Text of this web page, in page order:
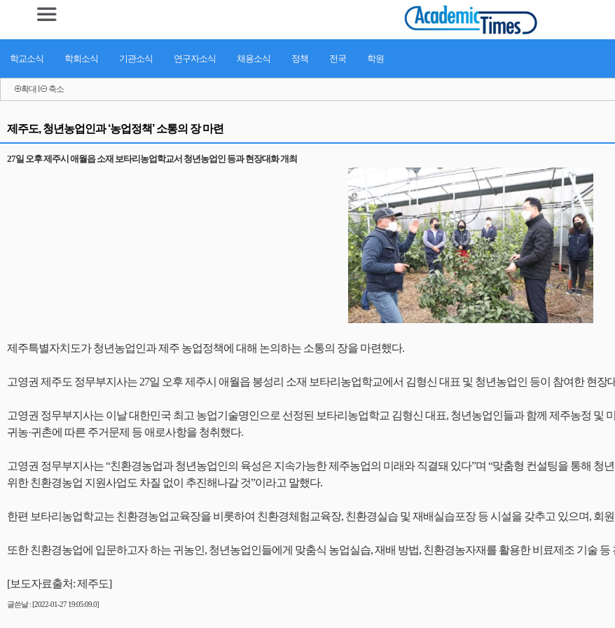
학교소식 학회소식 기관소식 연구자소식 채용소식 정책 전국 학원
확대 l 축소
제주도, 청년농업인과 ‘농업정책’ 소통의 장 마련
27일 오후 제주시 애월읍 소재 보타리농업학교서 청년농업인 등과 현장대화 개최
제주특별자치도가 청년농업인과 제주 농업정책에 대해 논의하는 소통의 장을 마련했다.
고영권 제주도 정무부지사는 27일 오후 제주시 애월읍 봉성리 소재 보타리농업학교에서 김형신 대표 및 청년농업인 등이 참여한 현
고영권 정무부지사는 이날 대한민국 최고 농업기술명인으로 선정된 보타리농업학교 김형신 대표, 청년농업인들과 함께 제주농정 및
귀농·귀촌에 따른 주거문제 등 애로사항을 청취했다.
고영권 정무부지사는 “친환경농업과 청년농업인의 육성은 지속가능한 제주농업의 미래와 직결돼 있다”며 “맞춤형 컨설팅을 통해
위한 친환경농업 지원사업도 차질 없이 추진해나갈 것”이라고 말했다.
한편 보타리농업학교는 친환경농업교육장을 비롯하여 친환경체험교육장, 친환경실습 및 재배실습포장 등 시설을 갖추고 있으며, 회
또한 친환경농업에 입문하고자 하는 귀농인, 청년농업인들에게 맞춤식 농업실습, 재배 방법, 친환경농자재를 활용한 비료제조 기술
[보도자료출처: 제주도]
글쓴날 : [2022-01-27 19:05:09.0]